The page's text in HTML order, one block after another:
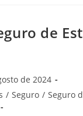
de
de 2024
/ Seguro / Seguro